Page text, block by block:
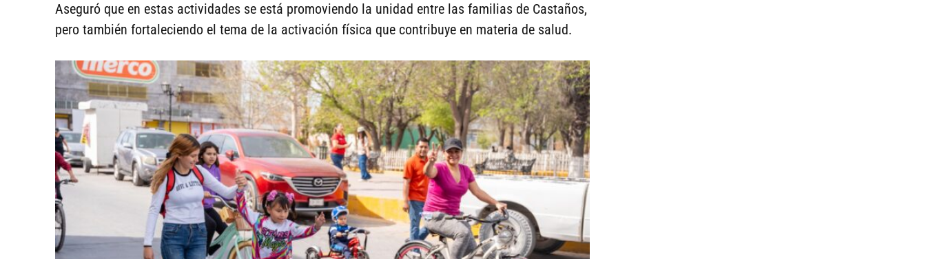
Aseguró que en estas actividades se está promoviendo la unidad entre las familias de Castaños,
pero también fortaleciendo el tema de la activación física que contribuye en materia de salud.